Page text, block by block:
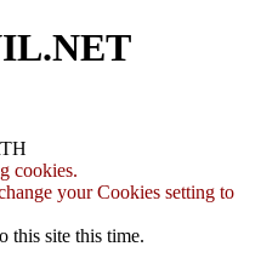
cookies.
your Cookies setting to
this site this time.